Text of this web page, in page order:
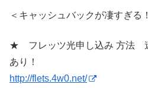
＜キャッシュバックが凄すぎる
★ フレッツ光申し込み 方法
あり！
http://flets.4w0.net/